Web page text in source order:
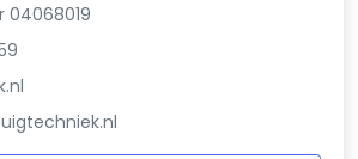
04068019